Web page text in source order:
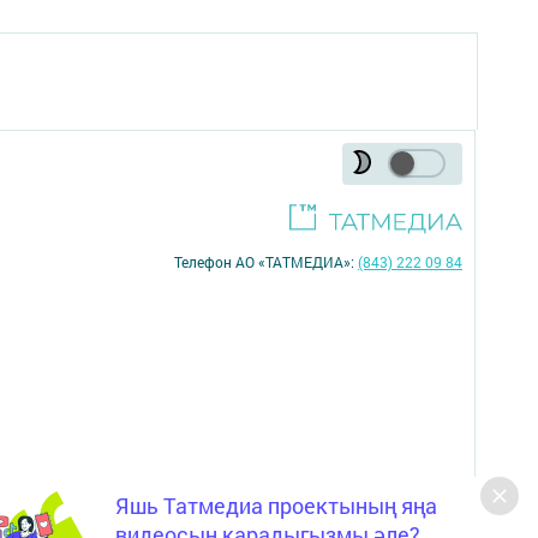
Яшь Татмедиа проектының яңа
Телефон АО «ТАТМЕДИА»:(843) 222 09 84